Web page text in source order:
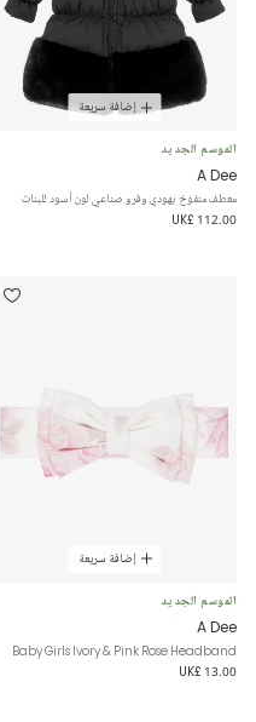
إضافة سريعة
الموسم الجديد
A Dee
معطف منفوخ بهودي وفرو صناعي لون أسود للبنات
UK£ 112.00
إضافة سريعة
الموسم الجديد
A Dee
Baby Girls Ivory & Pink Rose Headband
UK£ 13.00